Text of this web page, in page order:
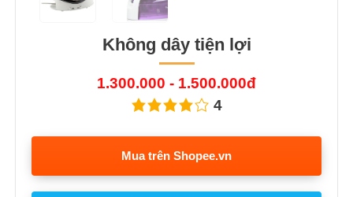
Không dây tiện lợi
1.300.000 - 1.500.000đ
4
Mua trên Shopee.vn